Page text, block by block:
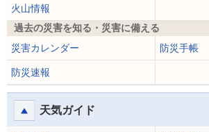
火山情報
過去の災害を知る・災害に備える
災害カレンダー
防災手帳
防災速報
天気ガイド